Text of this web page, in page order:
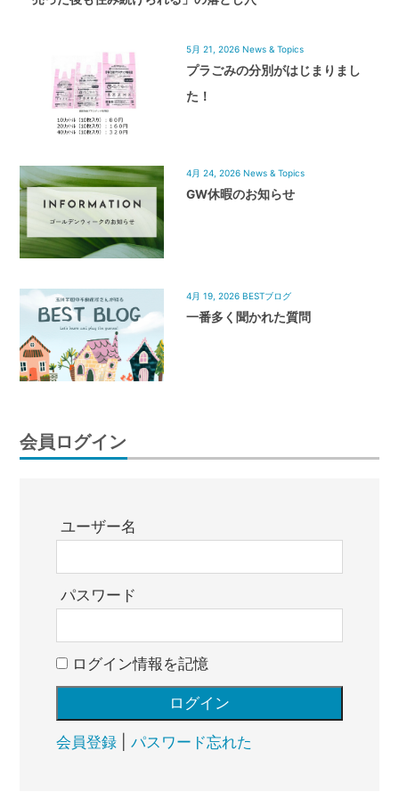
5月 21, 2026 News & Topics
プラごみの分別がはじまりまし
た！
4月 24, 2026 News & Topics
GW休暇のお知らせ
4月 19, 2026 BESTブログ
一番多く聞かれた質問
会員ログイン
ユーザー名
パスワード
ログイン情報を記憶
会員登録| パスワード忘れた